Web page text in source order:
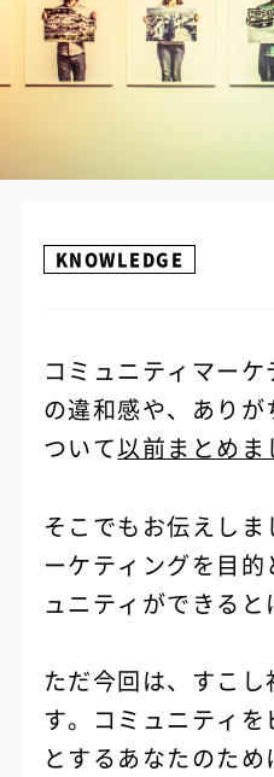
KNOWLEDGE
コミュニティマー
の違和感や、あり
ついて以前まとめま
そこでもお伝えし
ーケティングを目
ュニティができると
ただ今回は、すこ
す。コミュニティ
とするあなたのた